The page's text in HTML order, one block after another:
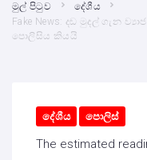
මුල් පිටුව
දේශීය
Fake News: දඩ මුදල් ගැන
පොලිසිය කියයි
දේශීය පොලිස්
The estimated